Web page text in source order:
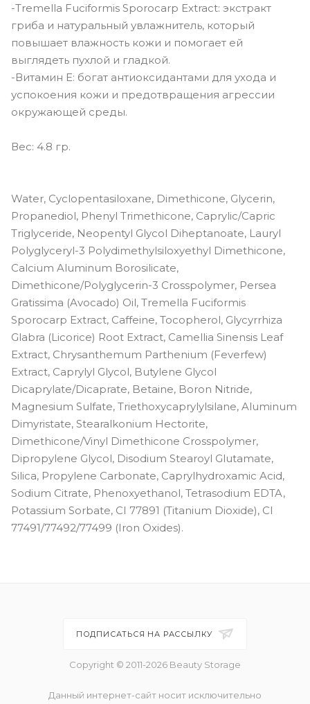
-Tremella Fuciformis Sporocarp Extract: экстракт
гриба и натуральный увлажнитель, который
повышает влажность кожи и помогает ей
выглядеть пухлой и гладкой.
-Витамин Е: богат антиоксидантами для ухода и
успокоения кожи и предотвращения агрессии
окружающей среды.
Вес: 4.8 гр.
Water, Cyclopentasiloxane, Dimethicone, Glycerin,
Propanediol, Phenyl Trimethicone, Caprylic/Capric
Triglyceride, Neopentyl Glycol Diheptanoate, Lauryl
Polyglyceryl-3 Polydimethylsiloxyethyl Dimethicone,
Calcium Aluminum Borosilicate,
Dimethicone/Polyglycerin-3 Crosspolymer, Persea
Gratissima (Avocado) Oil, Tremella Fuciformis
Sporocarp Extract, Caffeine, Tocopherol, Glycyrrhiza
Glabra (Licorice) Root Extract, Camellia Sinensis Leaf
Extract, Chrysanthemum Parthenium (Feverfew)
Extract, Caprylyl Glycol, Butylene Glycol
Dicaprylate/Dicaprate, Betaine, Boron Nitride,
Magnesium Sulfate, Triethoxycaprylylsilane, Aluminum
Dimyristate, Stearalkonium Hectorite,
Dimethicone/Vinyl Dimethicone Crosspolymer,
Dipropylene Glycol, Disodium Stearoyl Glutamate,
Silica, Propylene Carbonate, Caprylhydroxamic Acid,
Sodium Citrate, Phenoxyethanol, Tetrasodium EDTA,
Potassium Sorbate, CI 77891 (Titanium Dioxide), CI
77491/77492/77499 (Iron Oxides).
ПОДПИСАТЬСЯ НА РАССЫЛКУ
Copyright © 2011-2026 Beauty Storage
Данный интернет-сайт носит исключительно